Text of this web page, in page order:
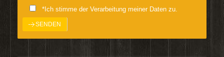
*Ich stimme der Verarbeitung meiner Daten zu.